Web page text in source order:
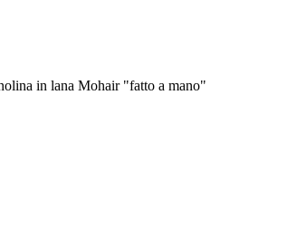
in lana Mohair "fatto a mano"